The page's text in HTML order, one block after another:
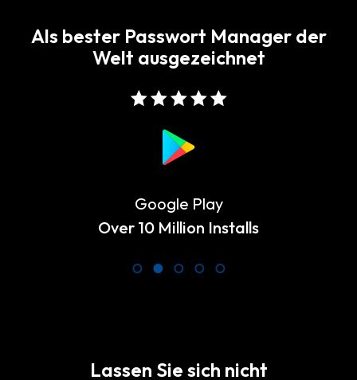
Als bester Passwort Manager der
Welt ausgezeichnet
Google Play
Over 10 Million Installs
Lassen Sie sich nicht